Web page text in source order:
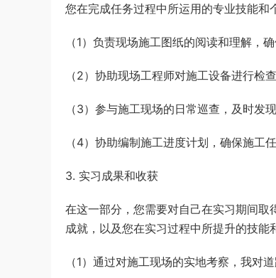
您在完成任务过程中所运用的专业技能和
（1）负责现场施工图纸的阅读和理解，
（2）协助现场工程师对施工设备进行检
（3）参与施工现场的日常巡查，及时发
（4）协助编制施工进度计划，确保施工
3. 实习成果和收获
在这一部分，您需要对自己在实习期间
成就，以及您在实习过程中所提升的技能
（1）通过对施工现场的实地考察，我对